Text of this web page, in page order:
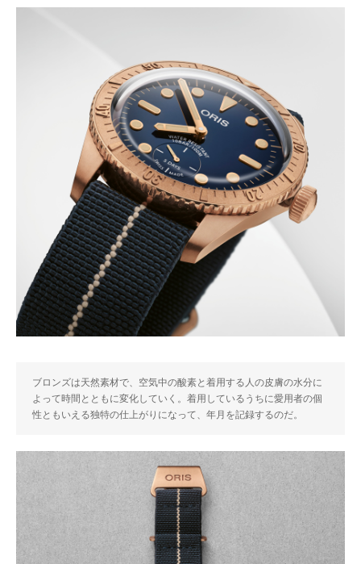
ブロンズは天然素材で、空気中の酸素と着用する人の皮膚の水分に
よって時間とともに変化していく。着用しているうちに愛用者の個
性ともいえる独特の仕上がりになって、年月を記録するのだ。